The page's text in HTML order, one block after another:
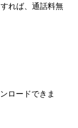
れば、通話料無
ロードできま